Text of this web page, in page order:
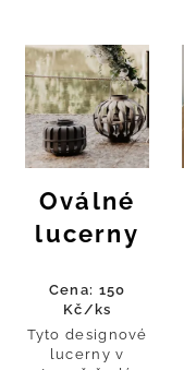
Oválné
lucerny
Cena: 150
Kč/ks
Tyto designové
lucerny v